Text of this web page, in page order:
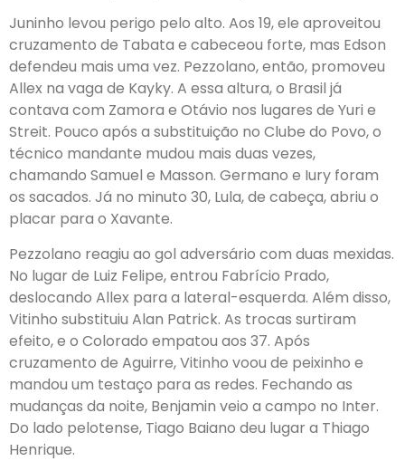
Juninho levou perigo pelo alto. Aos 19, ele aproveitou
cruzamento de Tabata e cabeceou forte, mas Edson
defendeu mais uma vez. Pezzolano, então, promoveu
Allex na vaga de Kayky. A essa altura, o Brasil já
contava com Zamora e Otávio nos lugares de Yuri e
Streit. Pouco após a substituição no Clube do Povo, o
técnico mandante mudou mais duas vezes,
chamando Samuel e Masson. Germano e Iury foram
os sacados. Já no minuto 30, Lula, de cabeça, abriu o
placar para o Xavante.
Pezzolano reagiu ao gol adversário com duas mexidas.
No lugar de Luiz Felipe, entrou Fabrício Prado,
deslocando Allex para a lateral-esquerda. Além disso,
Vitinho substituiu Alan Patrick. As trocas surtiram
efeito, e o Colorado empatou aos 37. Após
cruzamento de Aguirre, Vitinho voou de peixinho e
mandou um testaço para as redes. Fechando as
mudanças da noite, Benjamin veio a campo no Inter.
Do lado pelotense, Tiago Baiano deu lugar a Thiago
Henrique.